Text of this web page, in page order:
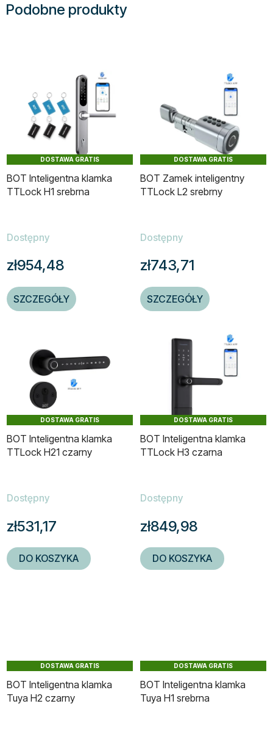
Podobne produkty
DOSTAWA GRATIS
BOT Inteligentna klamka
TTLock H1 srebrna
Dostępny
zł954,48
SZCZEGÓŁY
DOSTAWA GRATIS
BOT Zamek inteligentny
TTLock L2 srebrny
Dostępny
zł743,71
SZCZEGÓŁY
DOSTAWA GRATIS
BOT Inteligentna klamka
TTLock H21 czarny
Dostępny
zł531,17
DO KOSZYKA
DOSTAWA GRATIS
BOT Inteligentna klamka
TTLock H3 czarna
Dostępny
zł849,98
DO KOSZYKA
DOSTAWA GRATIS
BOT Inteligentna klamka
Tuya H2 czarny
DOSTAWA GRATIS
BOT Inteligentna klamka
Tuya H1 srebrna